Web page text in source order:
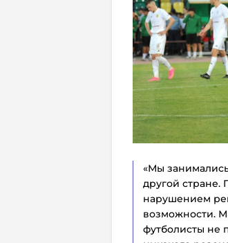
«Мы
другой стране.
нарушением
возможности.
футболисты не